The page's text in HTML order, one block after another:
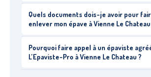
Quels documents dois-je avoir pour
enlever mon épave à Vienne Le Chateau
Pourquoi faire appel à un épaviste
L’Epaviste-Pro à Vienne Le Chateau ?